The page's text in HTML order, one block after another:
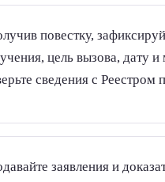
повестку,
цель вызова, дату и
сведения с Реестром
заявления и